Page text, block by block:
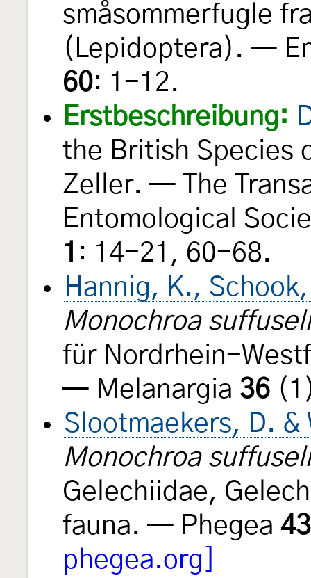
småsommerfugle
(Lepidoptera). —
60: 1-12.
Erstbeschreibung:
the British Species
Zeller. — The
Entomological
1 : 14-21, 60-68.
Hannig, K.,
Monochroa
für Nordrhein-
— Melanargia 36
Slootmaekers, D.
Monochroa
Gelechiidae,
fauna. — Phegea 43
phegea.org]